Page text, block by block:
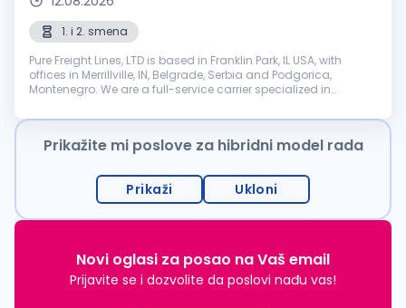
1. i 2. smena
Pure Freight Lines, LTD is based in Franklin Park, IL USA, with
offices in Merrillville, IN, Belgrade, Serbia and Podgorica,
Montenegro. We are a full-service carrier specialized in
seeking: Pa...
Prikažite mi poslove za hibridni model rada
Prikaži Ukloni
Novi oglasi za posao na Vaš email
Prijavite se i dozvolite da poslovi nađu vas!